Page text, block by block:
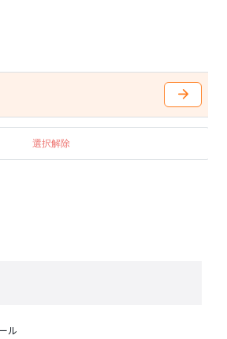
だきます。納期確認は、問い合せフォームよ
い。
みの前に、搬入経路を必ずご確認ください。
イズ表記はあくまで目安となります。お部屋に
手数料及び往復送料をご負担いただきます。予
承ください。
選択解除
ル